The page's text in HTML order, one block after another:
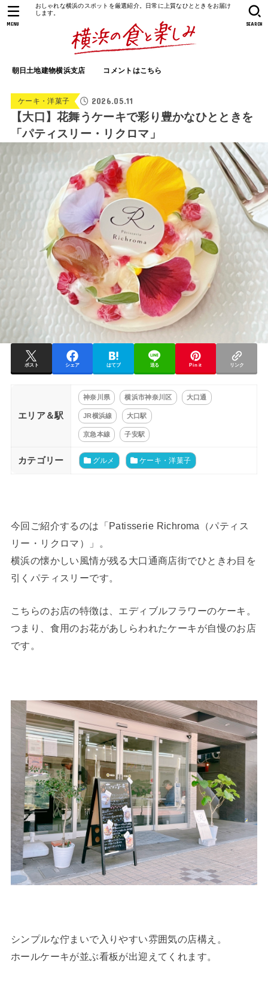
おしゃれな横浜のスポットを厳選紹介。日常に上質なひとときをお届け
します。
朝日土地建物横浜支店 コメントはこちら
SEARCH
MENU
ケーキ・洋菓子 2026.05.11
【大口】花舞うケーキで彩り豊かなひとときを
「パティスリー・リクロマ」
ポスト シェア はてブ 送る Pin it リンク
エリア＆駅
神奈川県 横浜市神奈川区 大口通
JR横浜線 大口駅
京急本線 子安駅
カテゴリー グルメ ケーキ・洋菓子
今回ご紹介するのは「Patisserie Richroma（パティス
リー・リクロマ）」。
横浜の懐かしい風情が残る大口通商店街でひときわ目を
引くパティスリーです。
こちらのお店の特徴は、エディブルフラワーのケーキ。
つまり、食用のお花があしらわれたケーキが自慢のお店
です。
シンプルな佇まいで入りやすい雰囲気の店構え。
ホールケーキが並ぶ看板が出迎えてくれます。